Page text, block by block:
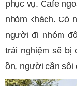
phục vụ. Cafe
nhóm khách. Có
người đi nhóm
trải nghiệm sẽ bị
ồn, người cần sôi